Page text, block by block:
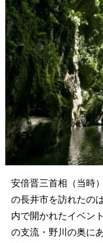
安倍晋三首相（当時
の長井市を訪れたの
内で開かれたイベン
の支流・野川の奥に